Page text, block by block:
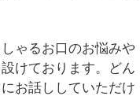
ゃるお口のお悩みや
けております。どん
お話ししていただけ